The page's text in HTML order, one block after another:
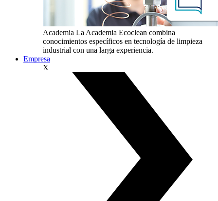
Academia La Academia Ecoclean combina
conocimientos específicos en tecnología de limpieza
industrial con una larga experiencia.
Empresa
X